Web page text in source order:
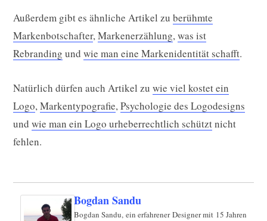
Außerdem gibt es ähnliche Artikel zu berühmte
Markenbotschafter,Markenerzählung,was ist
Rebranding und wie man eine Markenidentität schafft.
Natürlich dürfen auch Artikel zu wie viel kostet ein
Logo,Markentypografie,Psychologie des Logodesigns
und wie man ein Logo urheberrechtlich schütztnicht
fehlen.
Bogdan Sandu
Bogdan Sandu, ein erfahrener Designer mit 15 Jahren